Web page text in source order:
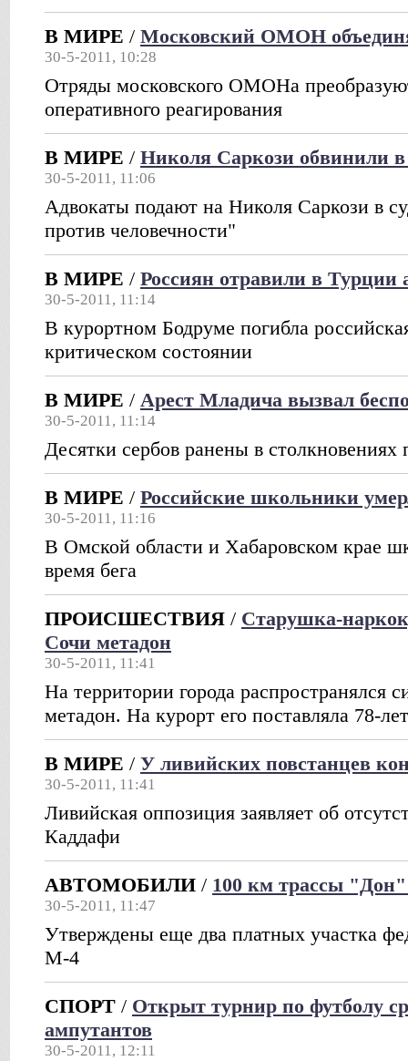
В МИРЕ / Московский ОМОН
30-5-2011, 10:28
Отряды московского ОМОНа
оперативного реагирования
В МИРЕ / Николя Саркози обвинили в
30-5-2011, 11:06
Адвокаты подают на Николя Саркози в
против человечности"
В МИРЕ / Россиян отравили в Турции
30-5-2011, 11:14
В курортном Бодруме погибла
критическом состоянии
В МИРЕ / Арест Младича вызвал
30-5-2011, 11:14
Десятки сербов ранены в
В МИРЕ / Российские школьники
30-5-2011, 11:16
В Омской области и Хабаровском крае
время бега
ПРОИСШЕСТВИЯ / Старушка-
Сочи метадон
30-5-2011, 11:41
На территории города распространялся
метадон. На курорт его поставляла 78-
В МИРЕ / У ливийских повстанцев
30-5-2011, 11:41
Ливийская оппозиция заявляет об
Каддафи
АВТОМОБИЛИ / 100 км трассы
30-5-2011, 11:47
Утверждены еще два платных участка
М-4
СПОРТ / Открыт турнир по футболу
ампутантов
30-5-2011, 12:11